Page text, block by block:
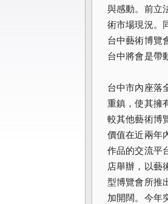
與感動。前立
術市場現況。
台中藝術博覽
台中將會是帶
台中市內座落
重鎮，使其擁
較其他藝術博
價值在近兩年
作品的交流平
店舉辦， 以藝
型博覽會所推
加開闊。今年